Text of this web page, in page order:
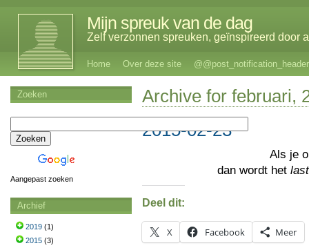
Mijn spreuk van de dag
Zelf verzonnen spreuken, geïnspireerd door
Home Over deze site @@post_notification_header
Archive for februari,
2015-02-23
Als je
dan wordt het
Deel dit:
X Facebook Meer
Zoeken
Aangepast zoeken
Archief
2019 (1)
2015 (3)